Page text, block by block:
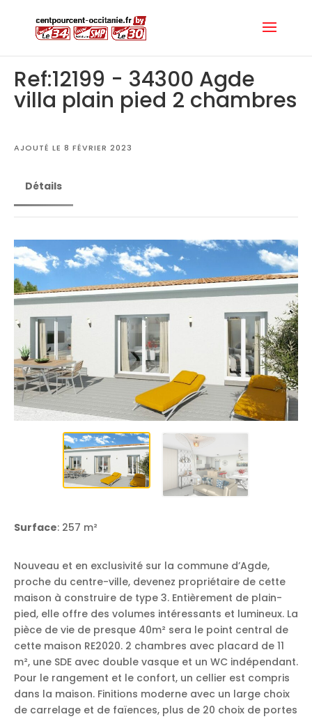
Ref:12199 - 34300 Agde
villa plain pied 2 chambres
AJOUTÉ LE 8 FÉVRIER 2023
Détails
Surface: 257 m²
Nouveau et en exclusivité sur la commune d’Agde,
proche du centre-ville, devenez propriétaire de cette
maison à construire de type 3. Entièrement de plain-
pied, elle offre des volumes intéressants et lumineux. La
pièce de vie de presque 40m² sera le point central de
cette maison RE2020. 2 chambres avec placard de 11
m², une SDE avec double vasque et un WC indépendant.
Pour le rangement et le confort, un cellier est compris
dans la maison. Finitions moderne avec un large choix
de carrelage et de faïences, plus de 20 choix de portes